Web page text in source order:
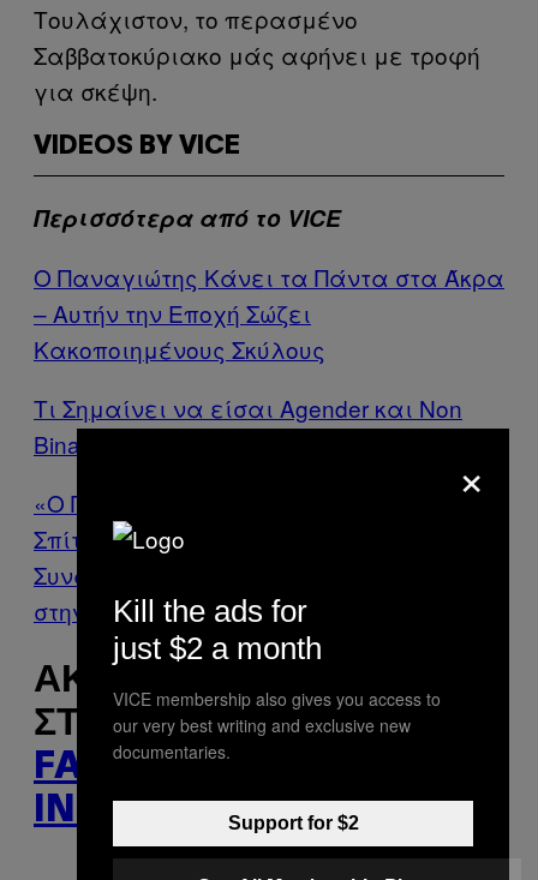
Τουλάχιστον, το περασμένο
Σαββατοκύριακο μάς αφήνει με τροφή
για σκέψη.
VIDEOS BY VICE
Περισσότερα από το VICE
Ο Παναγιώτης Κάνει τα Πάντα στα Άκρα
– Αυτήν την Εποχή Σώζει
Κακοποιημένους Σκύλους
Τι Σημαίνει να είσαι Agender και Νon
Βinary Άτομο στην Ελλάδα του 2017;
«Ο Πατέρας μου Ήταν Τρυφερός στο
Σπίτι και Στυγνός Εγκληματίας έξω» –
Συναντήσαμε τον Γιο του Pablo Escobar
στην Αθήνα
ΑΚΟΛΟΥΘΉΣΤΕ ΤΟ VICE
ΣΤΟTWITTER,
FACEBOOK
INSTAGRAM.
×
Kill the ads for
just $2 a month
VICE membership also gives you access to
our very best writing and exclusive new
documentaries.
Support for $2